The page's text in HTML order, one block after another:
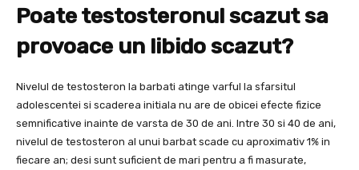
Poate testosteronul scazut sa
provoace un libido scazut?
Nivelul de testosteron la barbati atinge varful la sfarsitul
adolescentei si scaderea initiala nu are de obicei efecte fizice
semnificative inainte de varsta de 30 de ani. Intre 30 si 40 de ani,
nivelul de testosteron al unui barbat scade cu aproximativ 1% in
fiecare an; desi sunt suficient de mari pentru a fi masurate,